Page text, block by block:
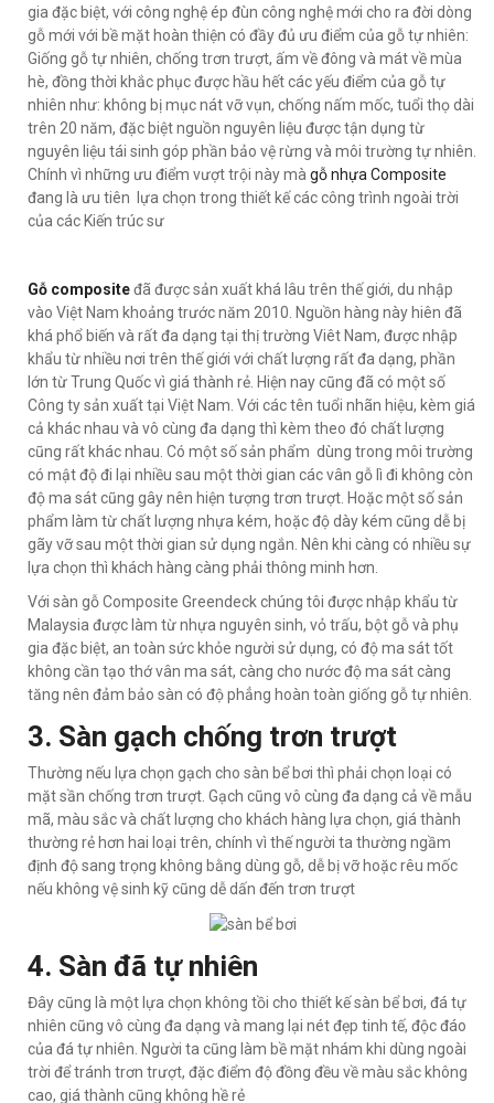
gia đặc biệt, với công nghệ ép đùn công nghệ mới cho ra đời dòng
gỗ mới với bề mặt hoàn thiện có đầy đủ ưu điểm của gỗ tự nhiên:
Giống gỗ tự nhiên, chống trơn trượt, ấm về đông và mát về mùa
hè, đồng thời khắc phục được hầu hết các yếu điểm của gỗ tự
nhiên như: không bị mục nát vỡ vụn, chống nấm mốc, tuổi thọ dài
trên 20 năm, đặc biệt nguồn nguyên liệu được tận dụng từ
nguyên liệu tái sinh góp phần bảo vệ rừng và môi trường tự nhiên.
Chính vì những ưu điểm vượt trội này mà gỗ nhựa Composite
đang là ưu tiên lựa chọn trong thiết kế các công trình ngoài trời
của các Kiến trúc sư
Gỗ compositeđã được sản xuất khá lâu trên thế giới, du nhập
vào Việt Nam khoảng trước năm 2010. Nguồn hàng này hiên đã
khá phổ biến và rất đa dạng tại thị trường Viêt Nam, được nhập
khẩu từ nhiều nơi trên thế giới với chất lượng rất đa dạng, phần
lớn từ Trung Quốc vì giá thành rẻ. Hiện nay cũng đã có một số
Công ty sản xuất tại Việt Nam. Với các tên tuổi nhãn hiệu, kèm giá
cả khác nhau và vô cùng đa dạng thì kèm theo đó chất lượng
cũng rất khác nhau. Có một số sản phẩm dùng trong môi trường
có mật độ đi lại nhiều sau một thời gian các vân gỗ lì đi không còn
độ ma sát cũng gây nên hiện tượng trơn trượt. Hoặc một số sản
phẩm làm từ chất lượng nhựa kém, hoặc độ dày kém cũng dễ bị
gãy vỡ sau một thời gian sử dụng ngắn. Nên khi càng có nhiều sự
lựa chọn thì khách hàng càng phải thông minh hơn.
Với sàn gỗ Composite Greendeck chúng tôi được nhập khẩu từ
Malaysia được làm từ nhựa nguyên sinh, vỏ trấu, bột gỗ và phụ
gia đặc biệt, an toàn sức khỏe người sử dụng, có độ ma sát tốt
không cần tạo thớ vân ma sát, càng cho nước độ ma sát càng
tăng nên đảm bảo sàn có độ phẳng hoàn toàn giống gỗ tự nhiên.
3. Sàn gạch chống trơn trượt
Thường nếu lựa chọn gạch cho sàn bể bơi thì phải chọn loại có
mặt sần chống trơn trượt. Gạch cũng vô cùng đa dạng cả về mẫu
mã, màu sắc và chất lượng cho khách hàng lựa chọn, giá thành
thường rẻ hơn hai loại trên, chính vì thế người ta thường ngầm
định độ sang trọng không bằng dùng gỗ, dễ bị vỡ hoặc rêu mốc
nếu không vệ sinh kỹ cũng dễ dấn đến trơn trượt
4. Sàn đã tự nhiên
Đây cũng là một lựa chọn không tồi cho thiết kế sàn bể bơi, đá tự
nhiên cũng vô cùng đa dạng và mang lại nét đẹp tinh tế, độc đáo
của đá tự nhiên. Người ta cũng làm bề mặt nhám khi dùng ngoài
trời để tránh trơn trượt, đặc điểm độ đồng đều về màu sắc không
cao, giá thành cũng không hề rẻ